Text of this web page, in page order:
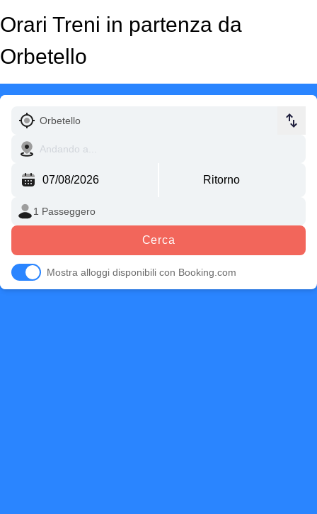
Orari Treni in partenza da
Orbetello
Cerca
Mostra alloggi disponibili con Booking.com